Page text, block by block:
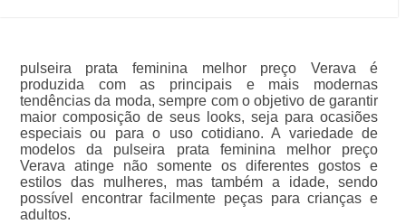
pulseira prata feminina melhor preço Verava é
produzida com as principais e mais modernas
tendências da moda, sempre com o objetivo de garantir
maior composição de seus looks, seja para ocasiões
especiais ou para o uso cotidiano. A variedade de
modelos da pulseira prata feminina melhor preço
Verava atinge não somente os diferentes gostos e
estilos das mulheres, mas também a idade, sendo
possível encontrar facilmente peças para crianças e
adultos.